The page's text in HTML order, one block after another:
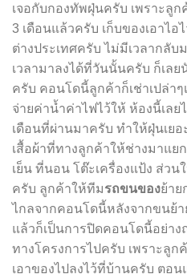
เจอกับกองทัพฝุ่นครับ เพราะลู
3 เดือนแล้วครับ เก็บของเอาไอ
ต่างประเทศครับ ไม่มีเวลากลับ
เวลามาลงได้ที่วันนั้นครับ ก็เลย
ครับ คอนโดนี้ลูกค้าก็เช่าเปล่าๆ
จ่ายค่าน้ำค่าไฟไว้ให้ ห้องนี้เลย
เดือนที่ผ่านมาครับ ทำให้ฝุ่นเย
เสื้อผ้าที่ทางลูกค้าให้ช่างมาแย
เย็น ที่นอน โต๊ะเครื่องแป้ง ส่ว
ครับ ลูกค้าให้ทีมรถขนของย้าย
ไกลจากคอนโดนี้หลังจากขนย้
แล้วก็เป็นการปิดคอนโดนี้อย่าง
ทางโครงการไปครับ เพราะลูก
เอาของไปลงไว้ที่บ้านครับ ตอน